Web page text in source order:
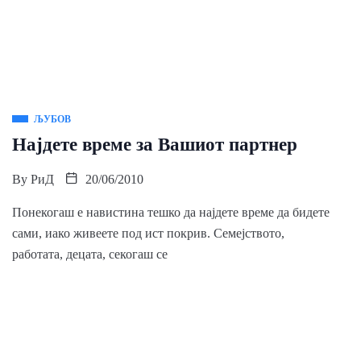
ЉУБОВ
Најдете време за Вашиот партнер
By РиД 20/06/2010
Понекогаш е навистина тешко да најдете време да бидете
сами, иако живеете под ист покрив. Семејството,
работата, децата, секогаш се